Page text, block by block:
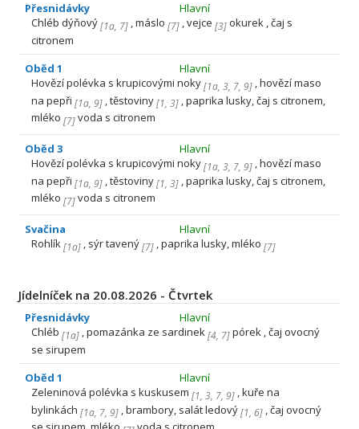
Přesnidávky
Hlavní
Chléb dýňový[1a, 7] , máslo [7] , vejce [3]okurek , čaj s
citronem
Oběd 1
Hlavní
Hovězí polévka s krupicovými noky[1a, 3, 7, 9] , hovězí maso
na pepři [1a, 9] , těstoviny[1, 3] , paprika lusky, čaj s citronem,
mléko [7]voda s citronem
Oběd 3
Hlavní
Hovězí polévka s krupicovými noky[1a, 3, 7, 9] , hovězí maso
na pepři [1a, 9] , těstoviny[1, 3] , paprika lusky, čaj s citronem,
mléko [7]voda s citronem
Svačina
Hlavní
Rohlík[1a] , sýr tavený[7] , paprika lusky, mléko [7]
Jídelníček na 20.08.2026 - Čtvrtek
Přesnidávky
Hlavní
Chléb [1a] , pomazánka ze sardinek[4, 7]pórek , čaj ovocný
se sirupem
Oběd 1
Hlavní
Zeleninová polévka s kuskusem [1, 3, 7, 9] , kuře na
bylinkách [1a, 7, 9] , brambory, salát ledový[1, 6] , čaj ovocný